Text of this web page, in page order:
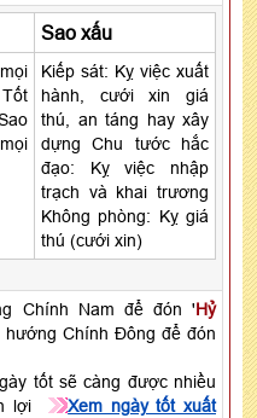
Sao xấu
Kiếp sát: Kỵ việc xuất
hành, cưới xin giá
thú, an táng hay xây
dựng Chu tước hắc
đạo: Kỵ việc nhập
trạch và khai trương
Không phòng: Kỵ giá
thú (cưới xin)
Chính Nam để đón 'Hỷ
Chính Đông để đón
tốt sẽ càng được nhiều
lợi
Xem ngày tốt xuất